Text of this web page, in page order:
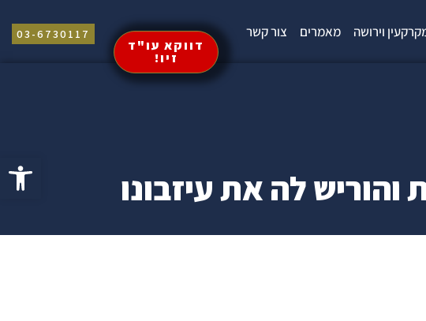
וירושה מאמרים צור קשר
דווקא עו"ד
זיו!
03-6730117
לה את עיזבונו
פתח